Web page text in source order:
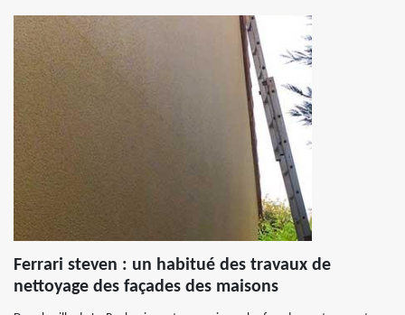
Ferrari steven : un habitué des travaux de
nettoyage des façades des maisons